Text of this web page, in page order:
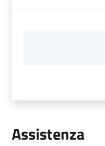
Assistenza